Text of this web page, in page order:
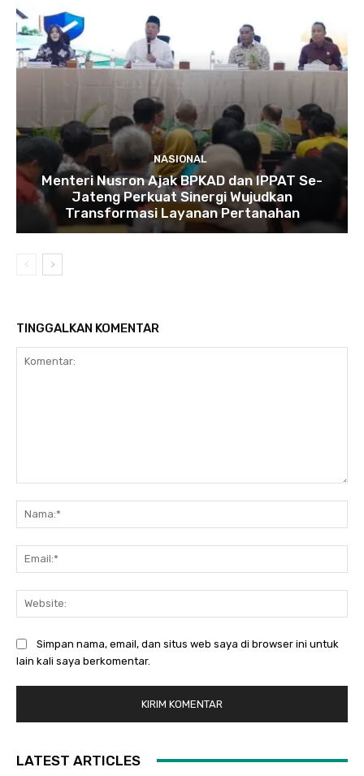
NASIONAL
Menteri Nusron Ajak BPKAD dan IPPAT Se-
Jateng Perkuat Sinergi Wujudkan
Transformasi Layanan Pertanahan
TINGGALKAN KOMENTAR
Simpan nama, email, dan situs web saya di browser ini untuk
lain kali saya berkomentar.
LATEST ARTICLES